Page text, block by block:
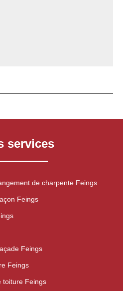
services
de charpente Feings
Feings
Feings
Feings
toiture Feings